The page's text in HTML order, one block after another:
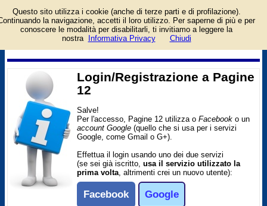
Pagina di login/registrazione
al sito Pagine 12. Per
l'accesso è richiesto un
account facebook o google.
Login/Registrazione a Pagine
12
Salve!
Per l'accesso, Pagine 12 utilizza o Facebook o un
account Google (quello che si usa per i servizi
Google, come Gmail o G+).
Effettua il login usando uno dei due servizi
(se sei già iscritto, usa il servizio utilizzato la
prima volta, altrimenti crei un nuovo utente):
Facebook Google
Questo sito utilizza i cookie (anche di terze parti e di profilazione).
la navigazione, accetti il loro utilizzo. Per saperne di più e per
conoscere le modalità per disabilitarli, ti invitiamo a leggere la
nostra
Informativa Privacy Chiudi